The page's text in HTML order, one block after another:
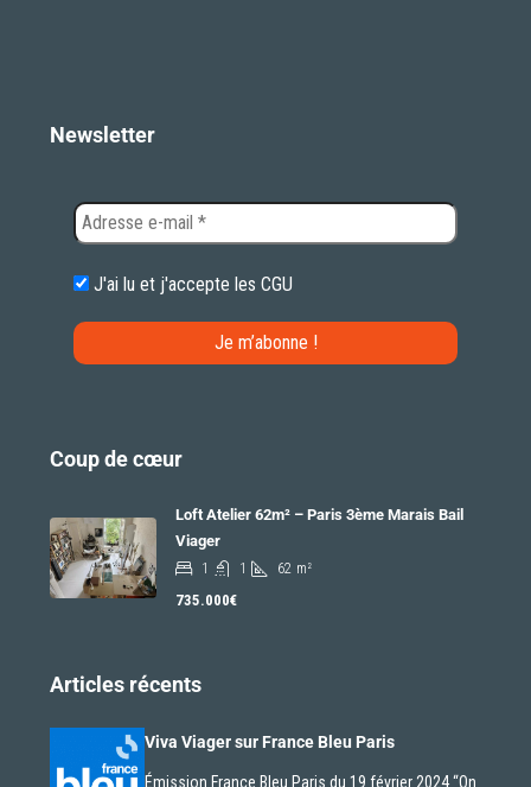
Newsletter
J'ai lu et j'accepte les CGU
Coup de cœur
Loft Atelier 62m² – Paris 3ème Marais Bail
Viager
1 1 62 m²
735.000€
Articles récents
Viva Viager sur France Bleu Paris
Émission France Bleu Paris du 19 février 2024 “On